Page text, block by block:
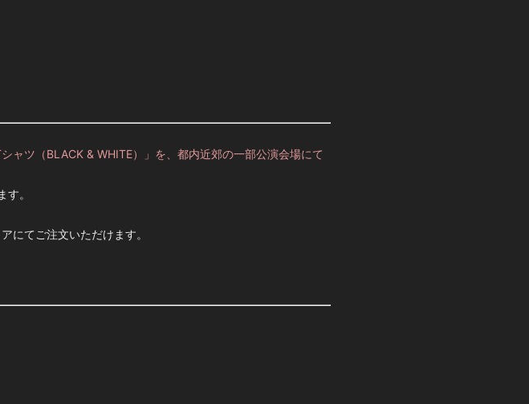
ャツ（BLACK & WHITE）」を、都内近郊の一部公演会場にて
。
にてご注文いただけます。